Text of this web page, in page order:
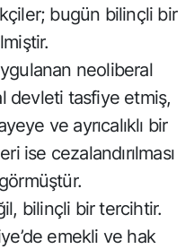
bugün bilinçli bir
neoliberal
devleti tasfiye etmiş,
ve ayrıcalıklı bir
ise cezalandırılması
bilinçli bir tercihtir.
emekli ve hak